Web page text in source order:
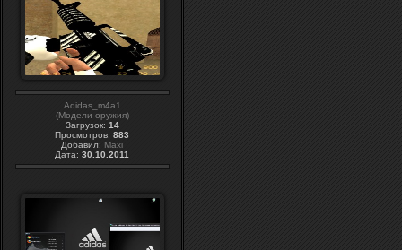
Adidas_m4a1
(Модели оружия)
Загрузок: 14
Просмотров: 883
Добавил: Maxi
Дата: 30.10.2011